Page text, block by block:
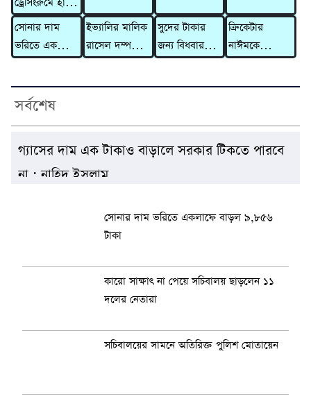
ড্রেসিংরুমে হাতে
লেখা চিঠি রেখে
যুক্তরাষ্ট্র ছাড়ল
ইরান
মারা গেলেন
আরও ২ জন
সোনার দাম
ভরিতে একলাফে
ইভ্যালির মালিক
রাসেল দম্পতির
সুদের টাকার
জন্য বিধবার
ক্রিকেটার
নাঈমকে
সর্বশেষ
গ্যাসের দাম এক টাকাও বাড়ালে সরকার টিকতে পারবে
না : নাহিদ ইসলাম
সোনার দাম ভরিতে একলাফে বাড়ল ৯,৮৫৬
টাকা
কারো সাক্ষাৎ না পেয়ে সচিবালয় ছাড়লেন ১১
দলের নেতারা
সচিবালয়ের সামনে অতিরিক্ত পুলিশ মোতায়েন